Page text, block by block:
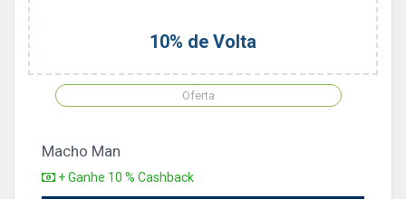
10% de Volta
Oferta
Macho Man
+ Ganhe 10 % Cashback